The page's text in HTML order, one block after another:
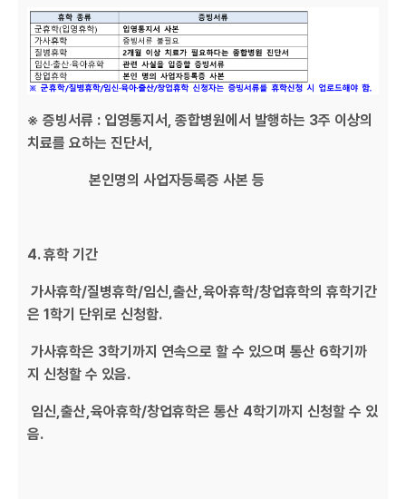
※ 증빙서류 : 입영통지서, 종합병원에서 발행하는 3주 이상의
치료를 요하는 진단서,
본인명의 사업자등록증 사본 등
4. 휴학 기간
가사휴학/질병휴학/임신,출산,육아휴학/창업휴학의 휴학기간
은 1학기 단위로 신청함.
가사휴학은 3학기까지 연속으로 할 수 있으며 통산 6학기까
지 신청할 수 있음.
임신,출산,육아휴학/창업휴학은 통산 4학기까지 신청할 수 있
음.